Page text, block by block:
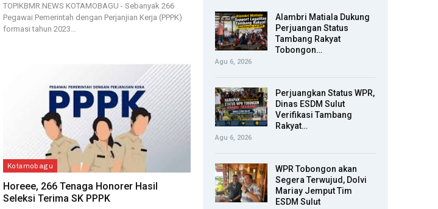
TOPIKBMR.NEWS KOTAMOBAGU - Sebanyak 266
Pegawai Pemerintah dengan Perjanjian Kerja (PPPK)
formasi tahun 2023…
Kotamobagu
Horeee, 266 Tenaga Honorer Hasil
Seleksi Terima SK PPPK
Alambri Matiala Dukung
Perjuangan Status
Tambang Rakyat
Tobongon…
Agu 6, 2026
Perjuangkan Status WPR,
Dinas ESDM Sulut
Verifikasi Tambang
Rakyat…
Agu 6, 2026
WPR Tobongon akan
Segera Terwujud, Dolvi
Mariay Jemput Tim
ESDM Sulut